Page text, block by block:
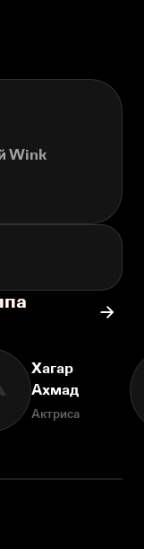
Wink
Хагар
Ахмад
Актриса